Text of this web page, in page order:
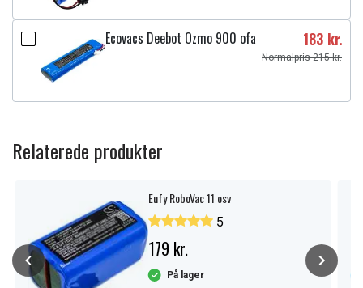
Ecovacs Deebot Ozmo 900 ofa 183 kr.
Normalpris 215 kr.
Relaterede produkter
Eufy RoboVac 11 osv
5
179 kr.
På lager